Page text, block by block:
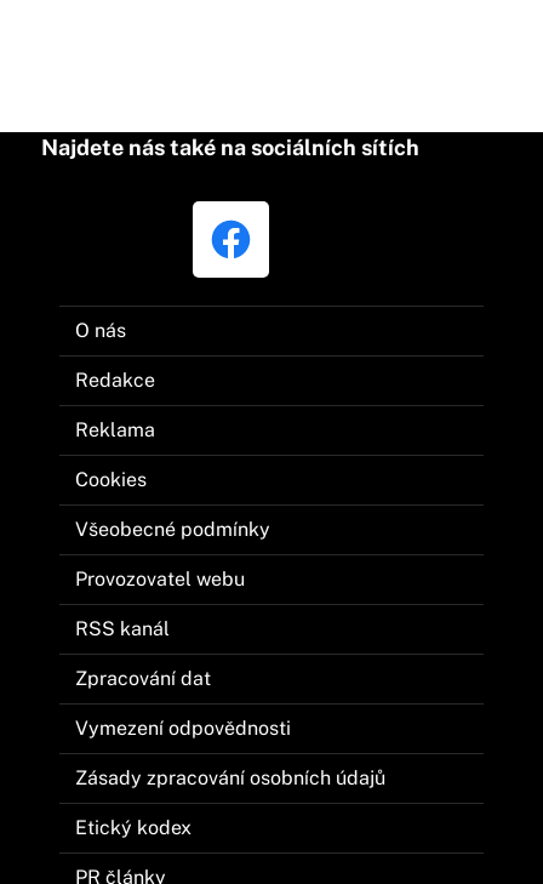
Najdete nás také na sociálních sítích
O nás
Redakce
Reklama
Cookies
Všeobecné podmínky
Provozovatel webu
RSS kanál
Zpracování dat
Vymezení odpovědnosti
Zásady zpracování osobních údajů
Etický kodex
PR články